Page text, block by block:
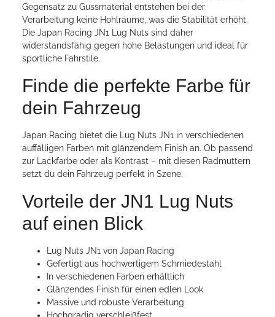
Gegensatz zu Gussmaterial entstehen bei der
Verarbeitung keine Hohlräume, was die Stabilität erhöht.
Die Japan Racing JN1 Lug Nuts sind daher
widerstandsfähig gegen hohe Belastungen und ideal für
sportliche Fahrstile.
Finde die perfekte Farbe für
dein Fahrzeug
Japan Racing bietet die Lug Nuts JN1 in verschiedenen
auffälligen Farben mit glänzendem Finish an. Ob passend
zur Lackfarbe oder als Kontrast – mit diesen Radmuttern
setzt du dein Fahrzeug perfekt in Szene.
Vorteile der JN1 Lug Nuts
auf einen Blick
Lug Nuts JN1 von Japan Racing
Gefertigt aus hochwertigem Schmiedestahl
In verschiedenen Farben erhältlich
Glänzendes Finish für einen edlen Look
Massive und robuste Verarbeitung